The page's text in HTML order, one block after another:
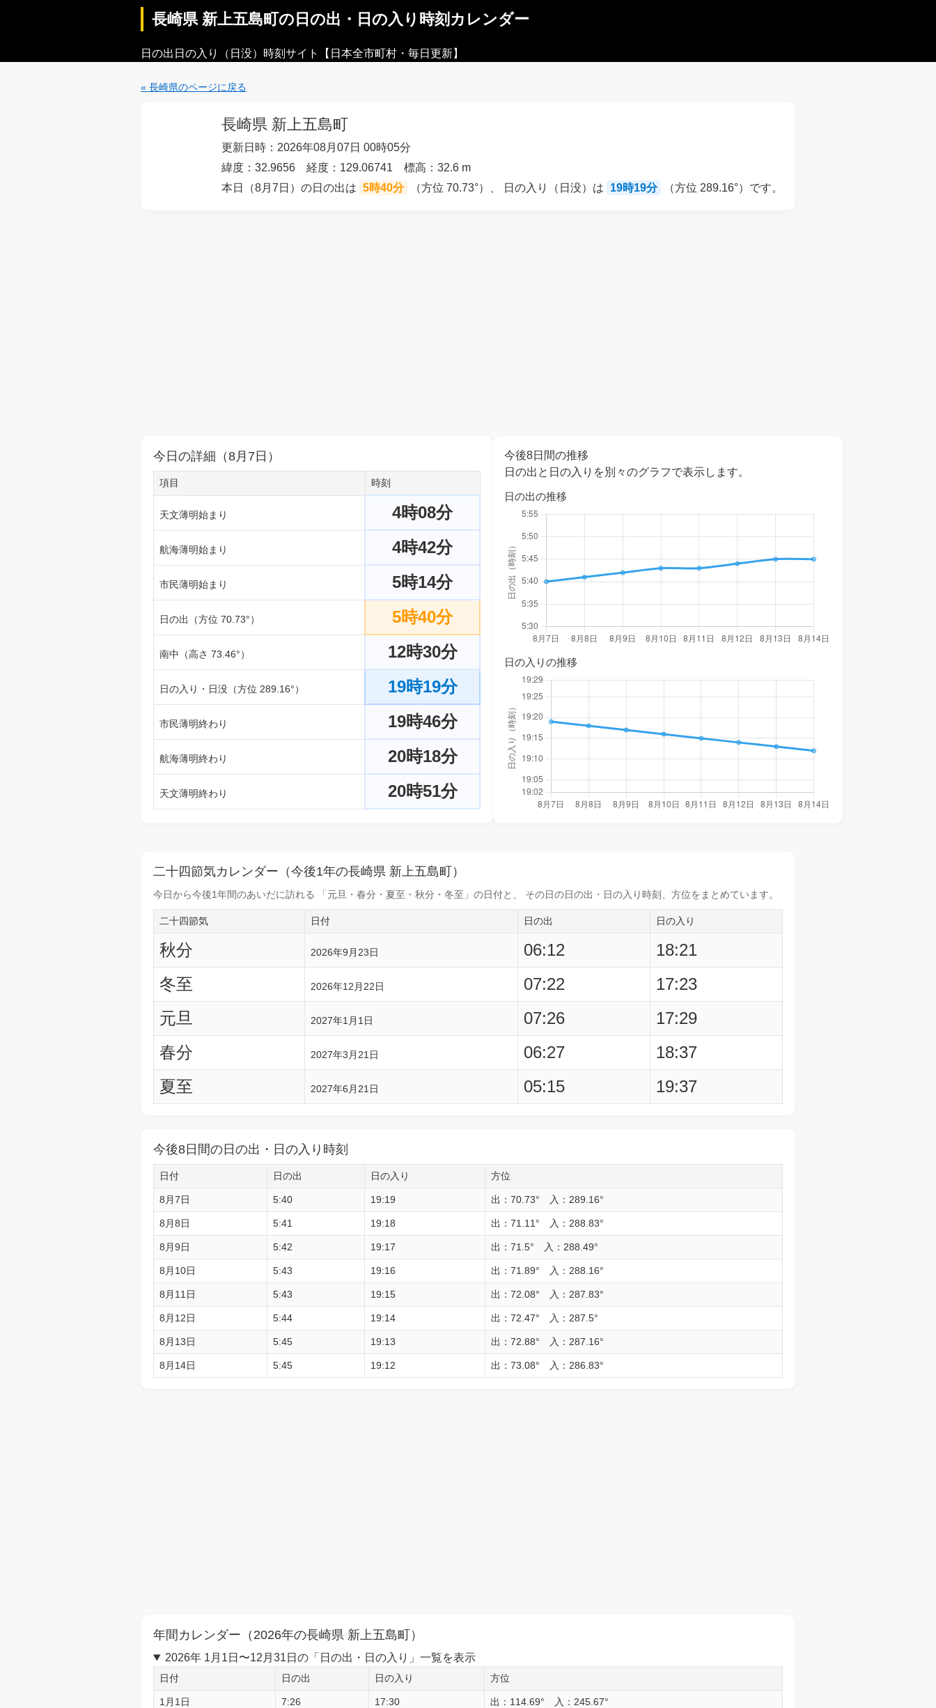
長崎県 新上五島町の日の出・日の入り時刻カレンダー
日の出日の入り（日没）時刻サイト【日本全市町村・毎日更新】
« 長崎県のページに戻る
長崎県 新上五島町
更新日時：2026年08月07日 00時05分
緯度：32.9656 経度：129.06741 標高：32.6 m
本日（8月7日）の日の出は 5時40分 （方位 70.73°）、 日の入り（日没）は 19時19分 （方位 289.16°）です。
今日の詳細（8月7日）
項目 時刻
天文薄明始まり 4時08分
航海薄明始まり 4時42分
市民薄明始まり 5時14分
日の出（方位 70.73°） 5時40分
南中（高さ 73.46°） 12時30分
日の入り・日没（方位 289.16°） 19時19分
市民薄明終わり 19時46分
航海薄明終わり 20時18分
天文薄明終わり 20時51分
今後8日間の推移
日の出と日の入りを別々のグラフで表示します。
日の出の推移
日の入りの推移
二十四節気カレンダー（今後1年の長崎県 新上五島町）
今日から今後1年間のあいだに訪れる 「元旦・春分・夏至・秋分・冬至」の日付と、 その日の日の出・日の入り時刻 、方位をまとめています。
二十四節気 日付 日の出 日の入り
秋分 2026年9月23日 06:12
18:21
冬至
2026年12月22日 07:22
17:23
元旦
2027年1月1日 07:26
17:29
春分
2027年3月21日 06:27
18:37
夏至
2027年6月21日 05:15 19:37
今後8日間の日の出・日の入り時刻
日付 日の出 日の入り 方位
8月7日 5:40 19:19 出：70.73° 入：289.16°
8月8日 5:41 19:18 出：71.11° 入：288.83°
8月9日 5:42 19:17 出：71.5° 入：288.49°
8月10日 5:43 19:16 出：71.89° 入：288.16°
8月11日 5:43 19:15 出：72.08° 入：287.83°
8月12日 5:44 19:14 出：72.47° 入：287.5°
8月13日 5:45 19:13 出：72.88° 入：287.16°
8月14日 5:45 19:12 出：73.08° 入：286.83°
年間カレンダー（2026年の長崎県 新上五島町）
2026年 1月1日〜12月31日の「日の出・日の入り」一覧を表示
日付 日の出 日の入り 方位
1月1日 7:26 17:30 出：114.69° 入：245.67°